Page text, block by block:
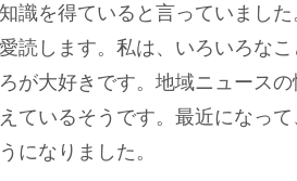
識を得ていると言っていまし
読します。私は、いろいろな
が大好きです。地域ニュース
ているそうです。最近になっ
になりました。